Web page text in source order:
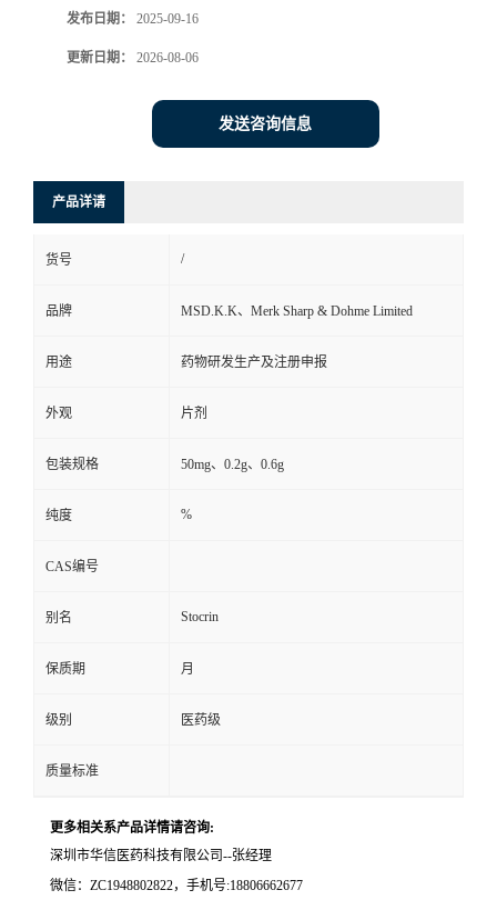
系
方
式
发布日期： 2025-09-16
更新日期： 2026-08-06
发送咨询信息
产品详请
货号 /
品牌 MSD.K.K、Merk Sharp & Dohme Limited
用途 药物研发生产及注册申报
外观 片剂
包装规格 50mg、0.2g、0.6g
纯度 %
CAS编号
别名 Stocrin
保质期 月
级别 医药级
质量标准
更多相关系产品详情请咨询:
深圳市华信医药科技有限公司--张经理
微信：ZC1948802822，手机号:18806662677